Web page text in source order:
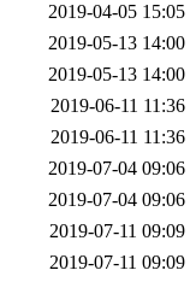
2019-04-05 15:05
2019-05-13 14:00
2019-05-13 14:00
2019-06-11 11:36
2019-06-11 11:36
2019-07-04 09:06
2019-07-04 09:06
2019-07-11 09:09
2019-07-11 09:09